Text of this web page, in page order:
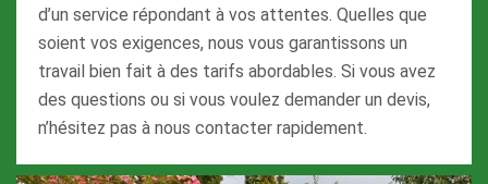
d’un service répondant à vos attentes. Quelles que
soient vos exigences, nous vous garantissons un
travail bien fait à des tarifs abordables. Si vous avez
des questions ou si vous voulez demander un devis,
n’hésitez pas à nous contacter rapidement.